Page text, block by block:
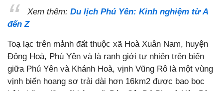
Xem thêm: Du lịch Phú Yên: Kinh nghiệm từ A
đến Z
Toạ lạc trên mảnh đất thuộc xã Hoà Xuân Nam, huyện
Đông Hoà, Phú Yên và là ranh giới tự nhiên trên biển
giữa Phú Yên và Khánh Hoà, vịnh Vũng Rô là một vùng
vịnh biển hoang sơ trải dài hơn 16km2 được bao bọc